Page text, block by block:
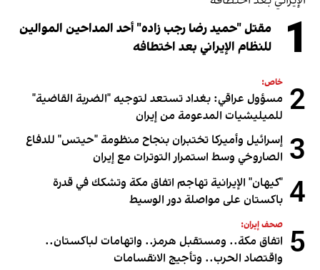
1
مقتل "حميد رضا رجب زاده" أحد المداحين الموالين
للنظام الإيراني بعد اختطافه
2 خاص:
مسؤول عراقي: بغداد تستعد لتوجيه "الضربة القاضية"
للميليشيات المدعومة من إيران
3 إسرائيل وأميركا تختبران بنجاح منظومة "حيتس" للدفاع
الصاروخي وسط استمرار التوترات مع إيران
4 "كيهان" الإيرانية تهاجم اتفاق مكة وتشكك في قدرة
باكستان على مواصلة دور الوسيط
5 صحف إيران:
اتفاق مكة.. ومستقبل هرمز.. واتهامات لباكستان..
واقتصاد الحرب.. وتأجيج الانقسامات